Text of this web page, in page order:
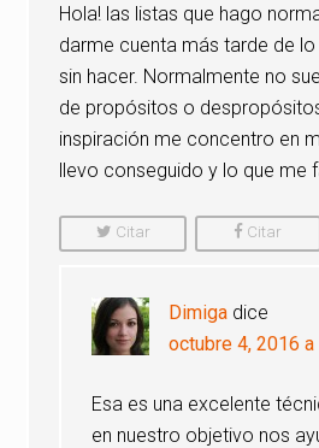
Hola! las listas que hago
darme cuenta más tarde de
sin hacer. Normalmente no
de propósitos o
inspiración me concentro en
llevo conseguido y lo que me
Citar
Comentario
Citar
Comentario
Dimiga dice
octubre 4, 2016
Esa es una excelente
en nuestro objetivo nos